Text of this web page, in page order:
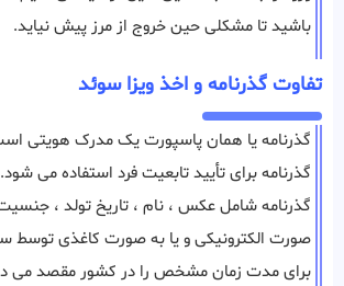
باشید تا مشکلی حین خروج از مرز پیش نیاید.
تفاوت گذرنامه و اخذ ویزا سوئد
گذرنامه یا همان پاسپورت یک مدرک هویتی
گذرنامه برای تأیید تابعیت فرد استفاده می
گذرنامه شامل عکس ، نام ، تاریخ تولد ،
صورت الکترونیکی و یا به صورت کاغذی توسط
برای مدت زمان مشخص را در کشور مقصد می